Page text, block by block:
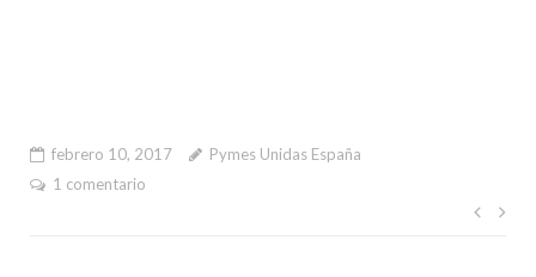
febrero 10, 2017
Pymes Unidas España
1 comentario